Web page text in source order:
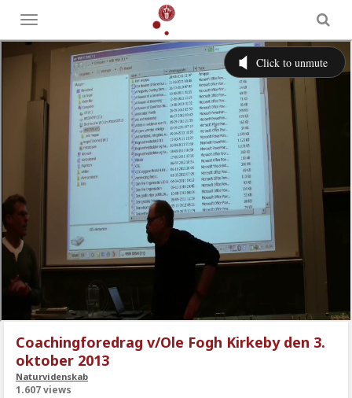
Toggle
menu
Coachingforedrag v/Ole Fogh Kirkeby den 3.
oktober 2013
Naturvidenskab
1.607 views